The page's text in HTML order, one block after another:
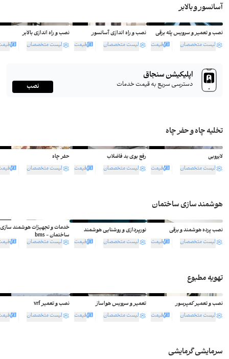
آسانسور و بالابر
نصب و تعمیر و سرویس پله برقی
لیست متخصصان
قیمت
نصب و راه اندازی آسانسور
لیست متخصصان
قیمت
نصب و راه اندازی بالابر
لیست متخصصان
اپلیکیشن سنجاق
دسترسی سریع به قیمت خدمات نصب
تخلیه چاه و حفر چاه
ثبت سفارش
لایروبی
لیست متخصصان
قیمت
رفع بوی بد فاضلاب
لیست متخصصان
قیمت
حفر چاه
لیست متخصصان
هوشمند سازی ساختمان
نصب پرده هوشمند و برقی
لیست متخصصان
قیمت
نورپردازی و روشنایی هوشمند
لیست متخصصان
قیمت
خدمات و تجهیزات هوشمند سازی
ساختمان - bms
لیست متخصصان
تهویه مطبوع
نصب و تعمیر کمپرسور
لیست متخصصان
قیمت
تعمیر و سرویس هواساز
لیست متخصصان
قیمت
نصب و تعمیر vrf
لیست متخصصان
سرمایشی گرمایشی